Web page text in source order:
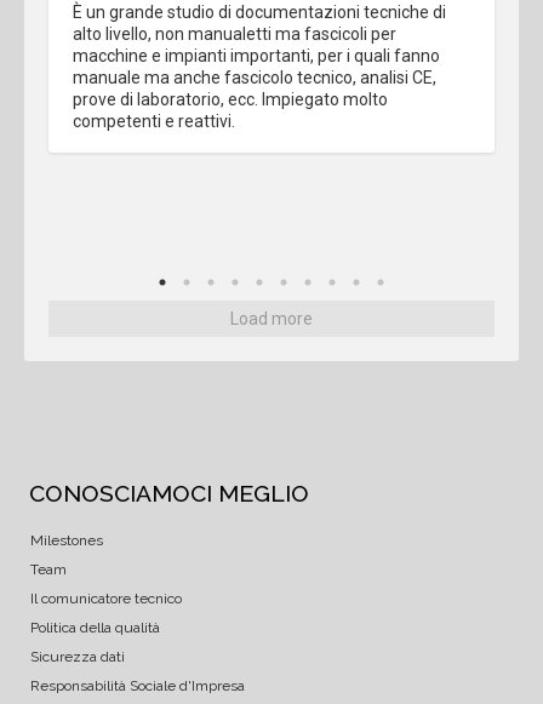
È un grande studio di documentazioni tecniche di
alto livello, non manualetti ma fascicoli per
macchine e impianti importanti, per i quali fanno
manuale ma anche fascicolo tecnico, analisi CE,
prove di laboratorio, ecc. Impiegato molto
competenti e reattivi.
Load more
CONOSCIAMOCI MEGLIO
Milestones
Team
Il comunicatore tecnico
Politica della qualità
Sicurezza dati
Responsabilità Sociale d'Impresa